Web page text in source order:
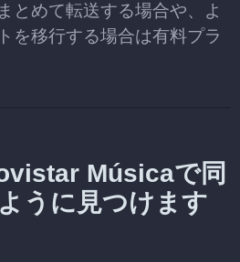
とめて転送する場合や、よ
を移行する場合は有料プラ
Músicaで同
うに見つけます